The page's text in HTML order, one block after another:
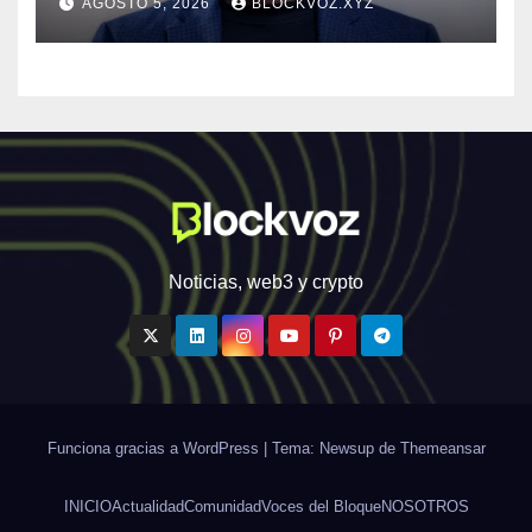
personalizada y en tiempo
real
AGOSTO 5, 2026 BLOCKVOZ.XYZ
Noticias, web3 y crypto
Funciona gracias a WordPress Tema: Newsup de Themeansar
INICIOActualidadComunidadVoces del BloqueNOSOTROS